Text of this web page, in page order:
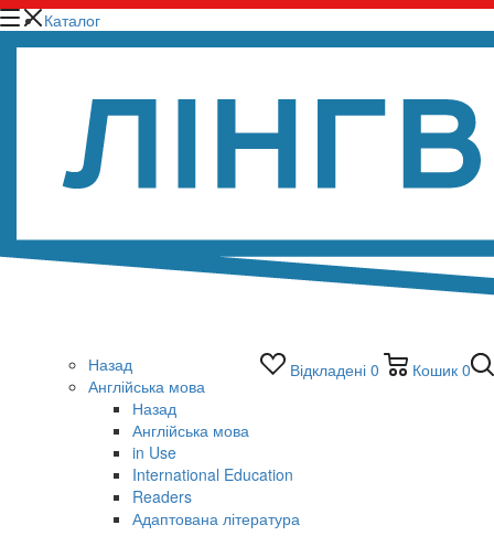
Відкладені 0 Кошик 0
Каталог
Назад
Англійська мова
Назад
Англійська мова
in Use
International Education
Readers
Адаптована література